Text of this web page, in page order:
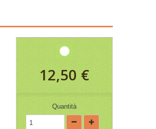
12,50 €
Quantità